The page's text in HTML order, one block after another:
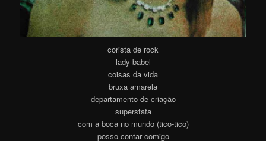
corista de rock
lady babel
coisas da vida
bruxa amarela
departamento de criação
superstafa
com a boca no mundo (tico-tico)
posso contar comigo